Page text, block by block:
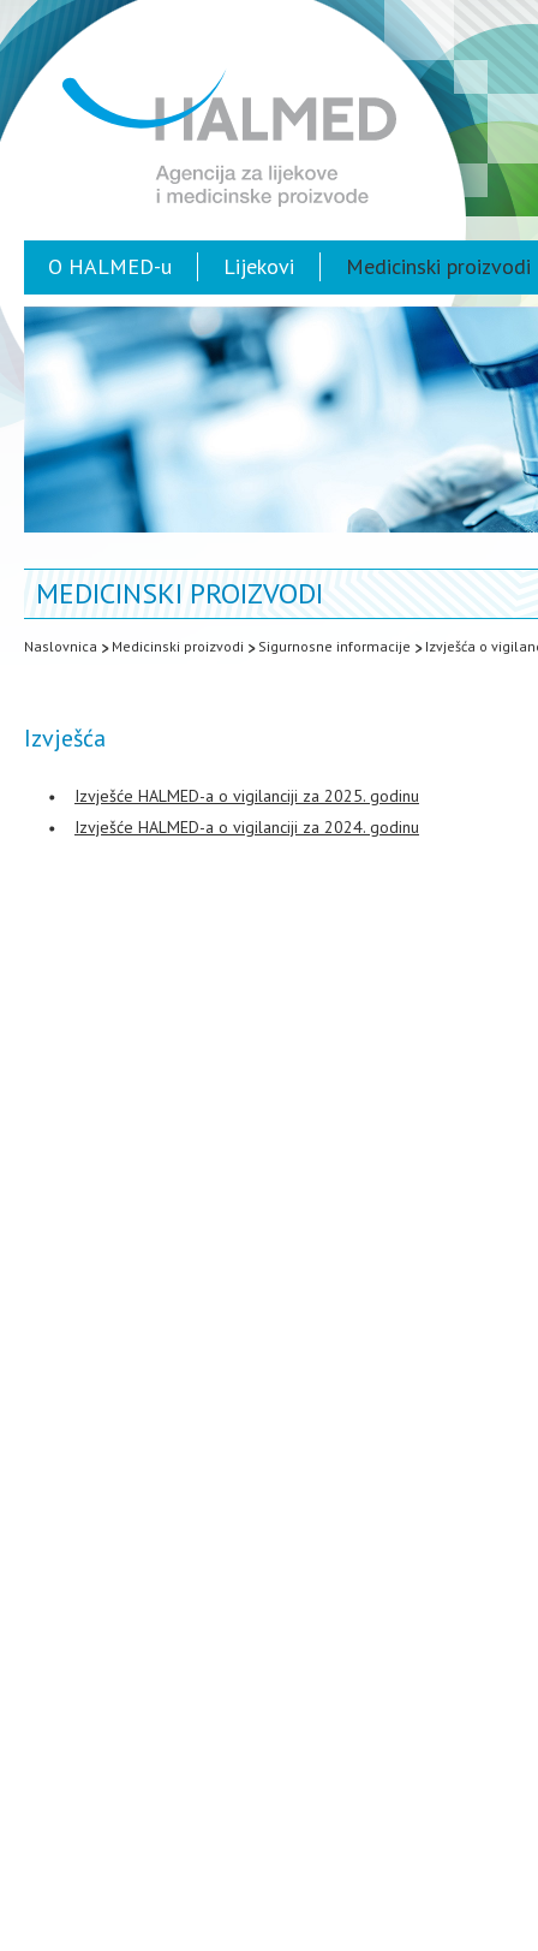
O HALMED-u Lijekovi Medicinski proizvodi
MEDICINSKI PROIZVODI
Naslovnica Medicinski proizvodi Sigurnosne informacije Izvješća o
Izvješća
Izvješće HALMED-a o vigilanciji za 2025. godinu
Izvješće HALMED-a o vigilanciji za 2024. godinu